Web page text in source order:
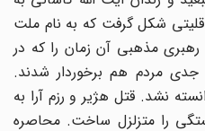
شکل گرفت که به نام ملت
مذهبی آن زمان را که در
مردم هم برخوردار شدند.
نشد. قتل هژیر و رزم آرا به
را متزلزل ساخت. محاصره